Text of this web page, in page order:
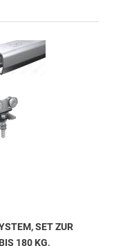
SET ZUR
180 KG,